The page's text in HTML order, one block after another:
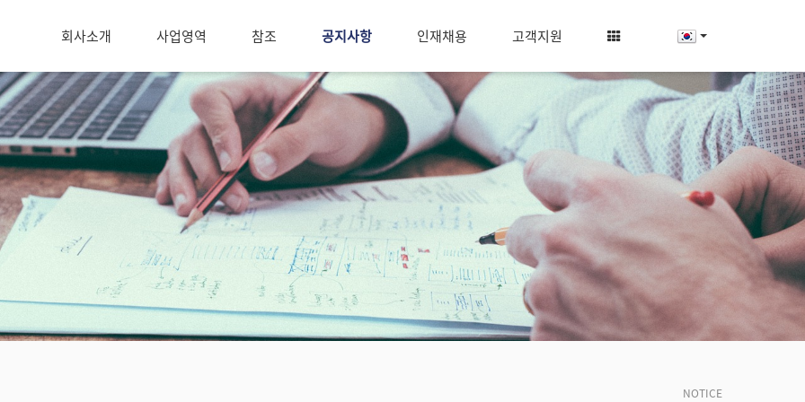
회사소개 사업영역 참조 공지사항 인재채용 고객지원
NOTICE